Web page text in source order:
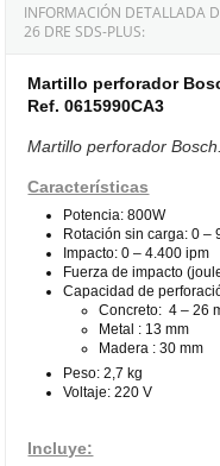
INFORMACIÓN DETALLADA
26 DRE SDS-PLUS:
Martillo perforador
Ref. 0615990CA3
Martillo perforador
Características
Potencia: 800W
Rotación sin carga: 0 –
Impacto: 0 – 4.400 ipm
Fuerza de impacto
Capacidad de
Concreto: 4 – 26
Metal : 13 mm
Madera : 30 mm
Peso: 2,7 kg
Voltaje: 220 V
Incluye: